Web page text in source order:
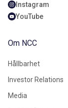
Instagram
YouTube
Om NCC
Hållbarhet
Investor Relations
Media